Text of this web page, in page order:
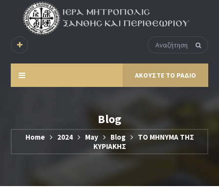
ΑΚΟΥΣΤΕ ΤΟ ΡΑΔΙΟ
Blog
Home 2024 May Blog
ΤΟ ΜΗΝΥΜΑ ΤΗΣ
ΚΥΡΙΑΚΗΣ